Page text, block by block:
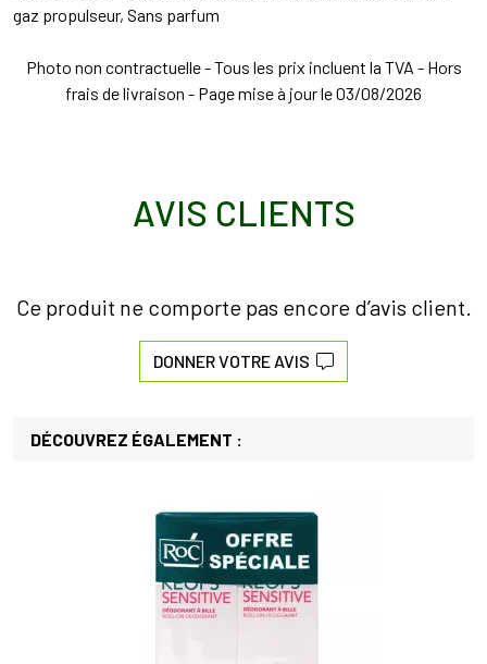
gaz propulseur, Sans parfum
Photo non contractuelle - Tous les prix incluent la TVA - Hors
frais de livraison - Page mise à jour le 03/08/2026
AVIS CLIENTS
Ce produit ne comporte pas encore d’avis client.
DONNER VOTRE AVIS
DÉCOUVREZ ÉGALEMENT :